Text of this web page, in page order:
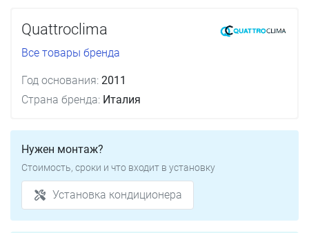
Quattroclima
Все товары бренда
Год основания: 2011
Страна бренда: Италия
Нужен монтаж?
Стоимость, сроки и что входит в установку
Установка кондиционера